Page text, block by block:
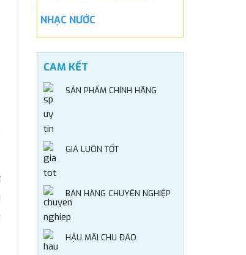
NHẠC NƯỚC
CAM KẾT
SẢN PHẨM CHÍNH HÃNG
GIÁ LUÔN TỐT
BÁN HÀNG CHUYÊN NGHIỆP
HẬU MÃI CHU ĐÁO